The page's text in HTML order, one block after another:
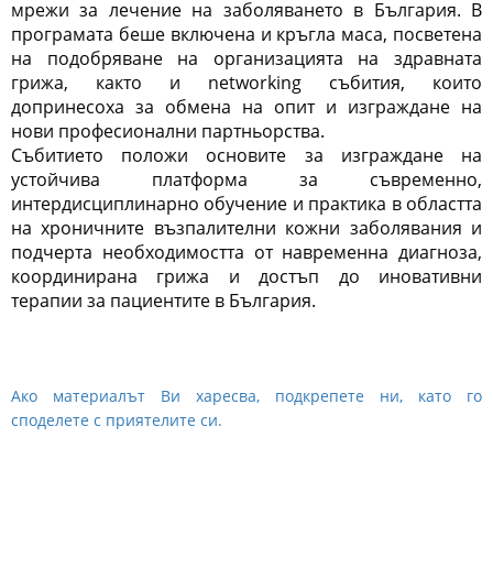
мрежи за лечение на заболяването в България. В
програмата беше включена и кръгла маса, посветена
на подобряване на организацията на здравната
грижа, както и networking събития, които
допринесоха за обмена на опит и изграждане на
нови професионални партньорства.
Събитието положи основите за изграждане на
устойчива платформа за съвременно,
интердисциплинарно обучение и практика в областта
на хроничните възпалителни кожни заболявания и
подчерта необходимостта от навременна диагноза,
координирана грижа и достъп до иновативни
терапии за пациентите в България.
Ако материалът Ви харесва, подкрепете ни, като го
споделете с приятелите си.